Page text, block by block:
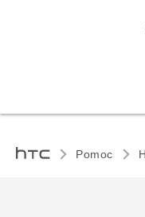
Pomoc